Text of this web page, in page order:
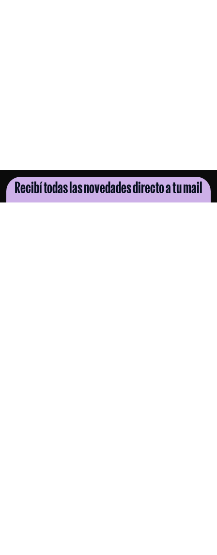
Recibí todas las novedades directo a tu mail